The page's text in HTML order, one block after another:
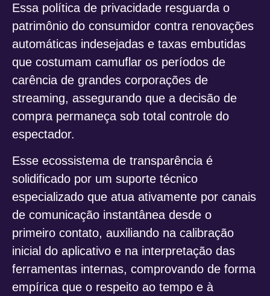
Essa política de privacidade resguarda o
patrimônio do consumidor contra renovações
automáticas indesejadas e taxas embutidas
que costumam camuflar os períodos de
carência de grandes corporações de
streaming, assegurando que a decisão de
compra permaneça sob total controle do
espectador.
Esse ecossistema de transparência é
solidificado por um suporte técnico
especializado que atua ativamente por canais
de comunicação instantânea desde o
primeiro contato, auxiliando na calibração
inicial do aplicativo e na interpretação das
ferramentas internas, comprovando de forma
empírica que o respeito ao tempo e à